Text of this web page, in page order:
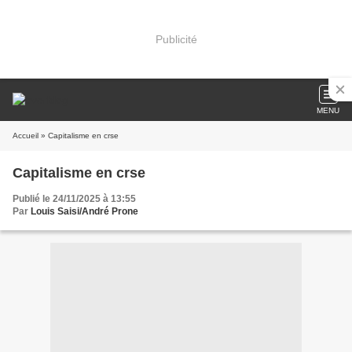
Publicité
MENU
Accueil » Capitalisme en crse
Capitalisme en crse
Publié le 24/11/2025 à 13:55
Par Louis Saisi/André Prone